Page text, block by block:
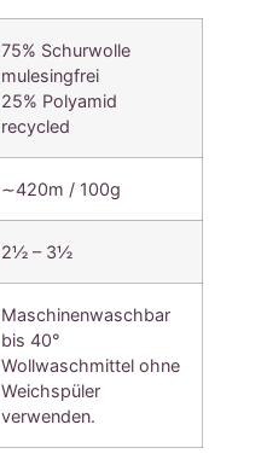
75% Schurwolle
mulesingfrei
25% Polyamid
recycled
∼420m / 100g
2½ – 3½
Maschinenwaschbar
bis 40°
Wollwaschmittel ohne
Weichspüler
verwenden.